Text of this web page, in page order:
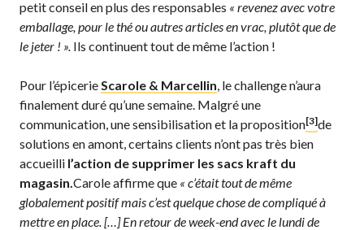
petit conseil en plus des responsables « revenez avec votre
emballage, pour le thé ou autres articles en vrac, plutôt que de
le jeter ! ». Ils continuent tout de même l’action !
Pour l’épicerie Scarole & Marcellin , le challenge n’aura
finalement duré qu’une semaine. Malgré une
communication, une sensibilisation et la proposition[3]de
solutions en amont, certains clients n’ont pas très bien
accueilli l’action de supprimer les sacs kraft du
magasin. Carole affirme que « c’était tout de même
globalement positif mais c’est quelque chose de compliqué à
mettre en place. […] En retour de week-end avec le lundi de